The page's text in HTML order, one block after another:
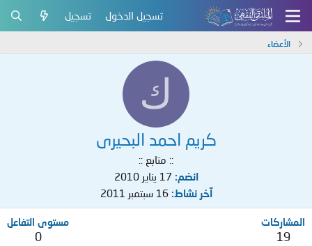
تسجيل الدخول تسجيل
الأعضاء
ك
كريم احمد البحيرى
:: متابع ::
انضم 17 يناير 2010
آخر نشاط 16 سبتمبر 2011
المشاركات
19
مستوى التفاعل
0